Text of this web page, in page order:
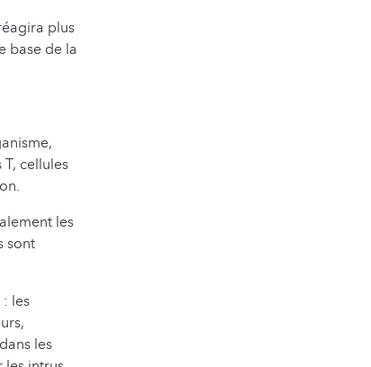
plus
base de la
cellules
les
sont
les
les